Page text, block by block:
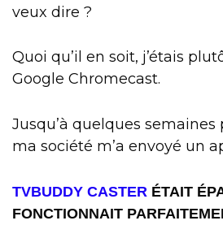
veux dire ?
Quoi qu’il en soit, j’étais
Google Chromecast.
Jusqu’à quelques semaines
ma société m’a envoyé un
TVBUDDY CASTER ÉTAIT
FONCTIONNAIT